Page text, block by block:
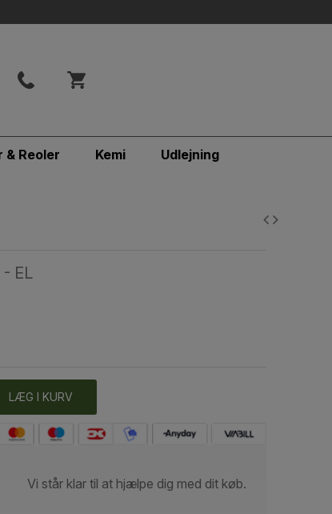
Reoler Kemi Udlejning
- EL
LÆG I KURV
Vi står klar til at hjælpe dig med dit køb.